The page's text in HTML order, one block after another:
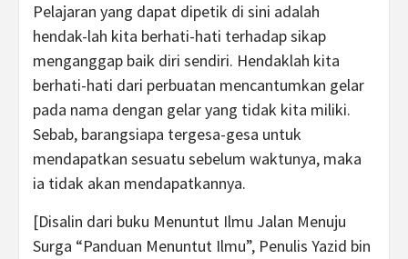
Pelajaran yang dapat dipetik di sini adalah
hendak-lah kita berhati-hati terhadap sikap
menganggap baik diri sendiri. Hendaklah kita
berhati-hati dari perbuatan mencantumkan gelar
pada nama dengan gelar yang tidak kita miliki.
Sebab, barangsiapa tergesa-gesa untuk
mendapatkan sesuatu sebelum waktunya, maka
ia tidak akan mendapatkannya.
[Disalin dari buku Menuntut Ilmu Jalan Menuju
Surga “Panduan Menuntut Ilmu”, Penulis Yazid bin